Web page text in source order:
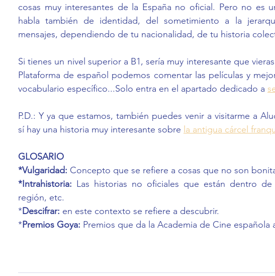
cosas muy interesantes de la España no oficial. Pero no es
habla también de identidad, del sometimiento a la
mensajes, dependiendo de tu nacionalidad, de tu historia
Si tienes un nivel superior a B1, sería muy interesante que
Plataforma de español podemos comentar las películas y
vocabulario específico...Solo entra en el apartado dedicado a
P.D.: Y ya que estamos, también puedes venir a visitarme a
sí hay una historia muy interesante sobre la antigua cárcel
GLOSARIO
*Vulgaridad: Concepto que se refiere a cosas que no son
*Intrahistoria: Las historias no oficiales que están dentro
región, etc.
*Descifrar: en este contexto se refiere a descubrir.
*Premios Goya: Premios que da la Academia de Cine española